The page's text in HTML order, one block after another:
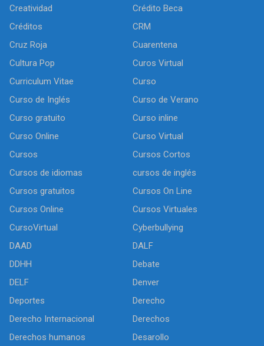
Creatividad
Crédito Beca
Créditos
CRM
Cruz Roja
Cuarentena
Cultura Pop
Curos Virtual
Curriculum Vitae
Curso
Curso de Inglés
Curso de Verano
Curso gratuito
Curso inline
Curso Online
Curso Virtual
Cursos
Cursos Cortos
Cursos de idiomas
cursos de inglés
Cursos gratuitos
Cursos On Line
Cursos Online
Cursos Virtuales
CursoVirtual
Cyberbullying
DAAD
DALF
DDHH
Debate
DELF
Denver
Deportes
Derecho
Derecho Internacional
Derechos
Derechos humanos
Desarollo